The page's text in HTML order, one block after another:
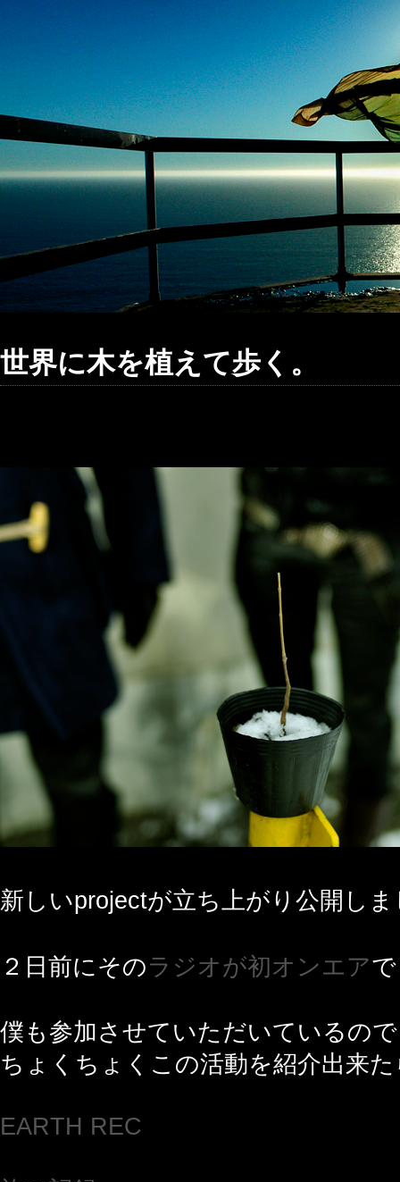
世界に木を植えて歩く。
新しいprojectが立ち上がり公開し
２日前にそのラジオが初オンエア
僕も参加させていただいているので
ちょくちょくこの活動を紹介出来
EARTH REC